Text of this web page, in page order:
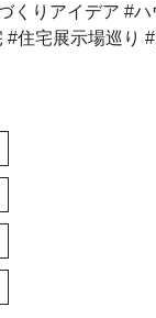
くりアイデア #ハ
住宅展示場巡り